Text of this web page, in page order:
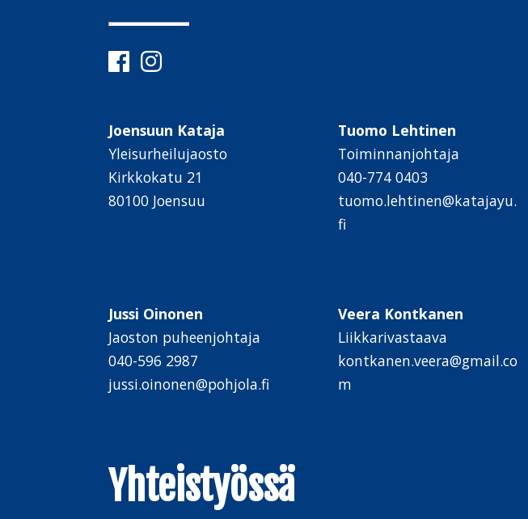
Joensuun Kataja
Yleisurheilujaosto
Kirkkokatu 21
80100 Joensuu
Tuomo Lehtinen
Toiminnanjohtaja
040-774 0403
tuomo.lehtinen@katajayu.
fi
Jussi Oinonen
Jaoston puheenjohtaja
040-596 2987
jussi.oinonen@pohjola.fi
Veera Kontkanen
Liikkarivastaava
kontkanen.veera@gmail.co
m
Yhteistyössä